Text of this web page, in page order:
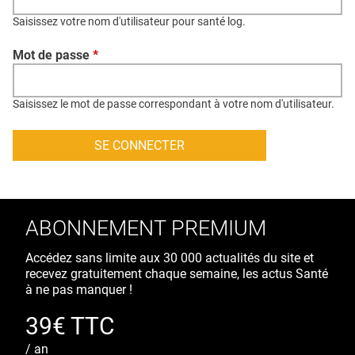
CONTACT
CRÉDITS
Saisissez votre nom d'utilisateur pour santé log.
Mot de passe *
Saisissez le mot de passe correspondant à votre nom d'utilisateur.
ABONNEMENT PREMIUM
Accédez sans limite aux 30 000 actualités du site et
recevez gratuitement chaque semaine, les actus Santé
à ne pas manquer !
39€ TTC
/ an